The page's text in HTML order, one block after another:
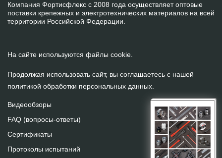
Компания Фортисфлекс с 2008 года осуществляет оптовые
поставки крепежных и электротехнических материалов на всей
территории Российской Федерации.
На сайте используются файлы cookie.
Продолжая использовать сайт, вы соглашаетесь с нашей
политикой обработки персональных данных
Видеообзоры
FAQ (вопросы-ответы)
Сертификаты
Протоколы испытаний